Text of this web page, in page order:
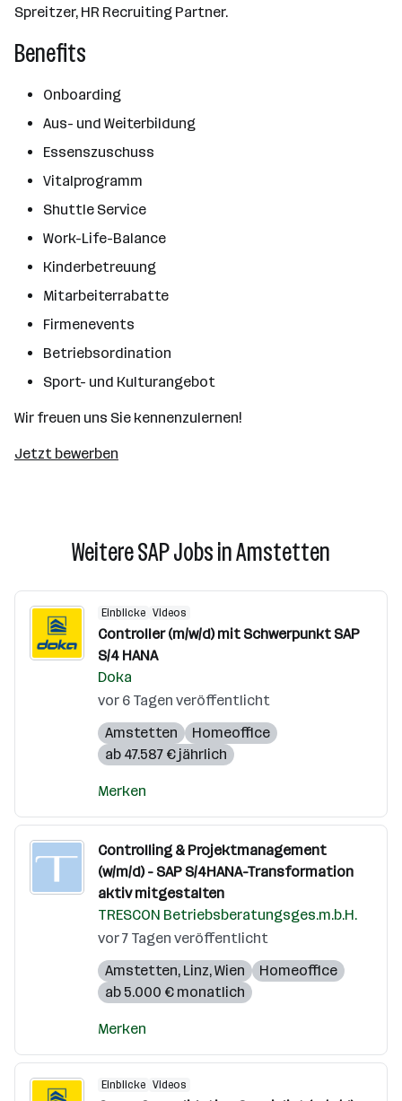
Spreitzer, HR Recruiting Partner.
Benefits
Onboarding
Aus- und Weiterbildung
Essenszuschuss
Vitalprogramm
Shuttle Service
Work-Life-Balance
Kinderbetreuung
Mitarbeiterrabatte
Firmenevents
Betriebsordination
Sport- und Kulturangebot
Wir freuen uns Sie kennenzulernen!
Jetzt bewerben
Weitere SAP Jobs in Amstetten
Einblicke Videos
Controller (m/w/d) mit Schwerpunkt SAP
S/4 HANA
Doka
vor 6 Tagen veröffentlicht
Amstetten
Homeoffice
ab 47.587 € jährlich
Merken
Controlling & Projektmanagement
(w/m/d) - SAP S/4HANA-Transformation
aktiv mitgestalten
TRESCON Betriebsberatungsges.m.b.H.
vor 7 Tagen veröffentlicht
Amstetten, Linz,Wien
Homeoffice
ab 5.000 € monatlich
Merken
Einblicke Videos